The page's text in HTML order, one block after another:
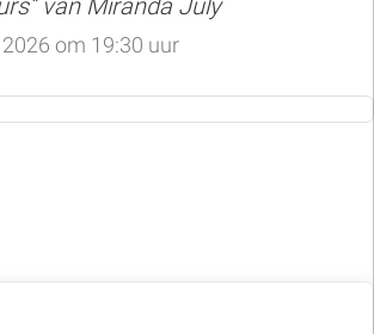
van Miranda July
om 19:30 uur